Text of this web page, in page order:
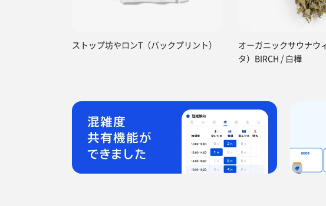
ストップ坊やロンT（バックプリント）
オーガニックサウナウ
タ）BIRCH / 白樺